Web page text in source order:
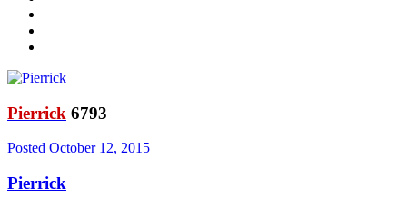
Pierrick 6793
Posted October 12, 2015
Pierrick